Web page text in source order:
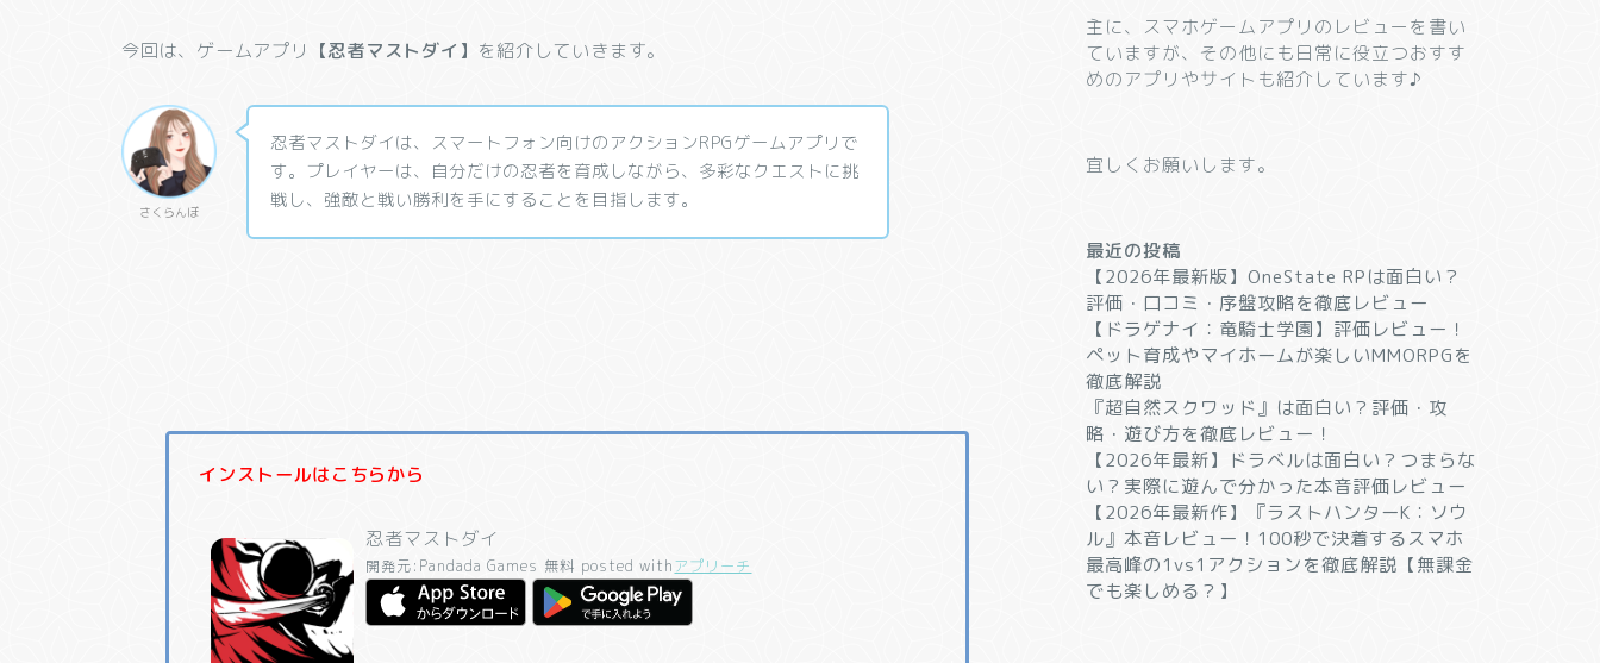
今回は、ゲームアプリ 【忍者マストダイ】 を紹介していきます。
さくらんぼ
忍者マストダイは、スマートフォン向けのアクションRPGゲームアプリで
す。プレイヤーは、自分だけの忍者を育成しながら、多彩なクエストに挑
戦し、強敵と戦い勝利を手にすることを目指します。
インストールはこちらから
忍者マストダイ
開発元: Pandada Games 無料 posted withアプリーチ
主に、スマホゲームアプリのレビューを書い
ていますが、その他にも日常に役立つおすす
めのアプリやサイトも紹介しています♪
宜しくお願いします。
最近の投稿
【2026年最新版】OneState RPは面白い？
評価・口コミ・序盤攻略を徹底レビュー
【ドラゲナイ：竜騎士学園】評価レビュー！
ペット育成やマイホームが楽しいMMORPGを
徹底解説
『超自然スクワッド』は面白い？評価・攻
略・遊び方を徹底レビュー！
【2026年最新】ドラベルは面白い？つまらな
い？実際に遊んで分かった本音評価レビュー
【2026年最新作】『ラストハンターK：ソウ
ル』本音レビュー！100秒で決着するスマホ
最高峰の1vs1アクションを徹底解説【無課金
でも楽しめる？】